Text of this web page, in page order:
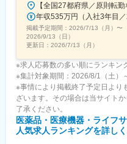
掲載予定期間： 2026/7/13（月） 〜
2026/9/13（日）
更新日： 2026/7/13（月）
※求人応募数の多い順にランキン
※集計対象期間：2026/8/1（土）
※事情により掲載終了予定日より
ざいます。その場合は当サイト
了承ください。
医薬品・医療機器・ライフ
人気求人ランキングを詳し